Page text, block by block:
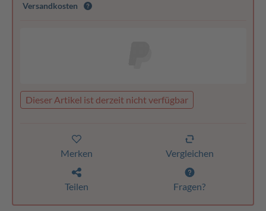
Versandkosten
Dieser Artikel ist derzeit nicht verfügbar
Merken Vergleichen
Teilen Fragen?